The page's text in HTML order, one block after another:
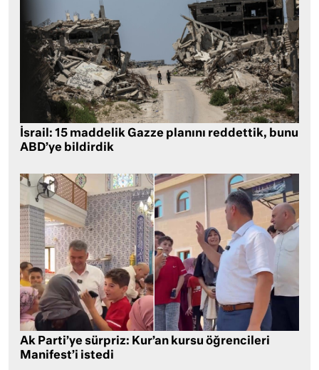
İsrail: 15 maddelik Gazze planını reddettik, bunu
ABD’ye bildirdik
Ak Parti’ye sürpriz: Kur’an kursu öğrencileri
Manifest’i istedi